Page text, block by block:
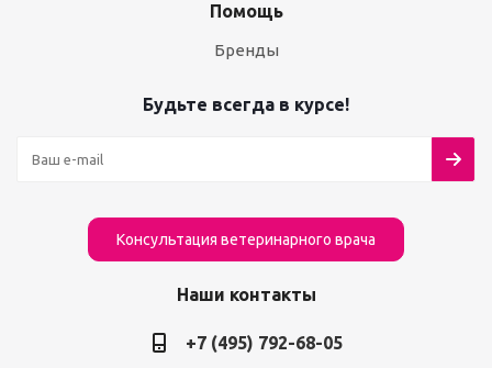
Помощь
Бренды
Будьте всегда в курсе!
Консультация ветеринарного врача
Наши контакты
+7 (495) 792-68-05